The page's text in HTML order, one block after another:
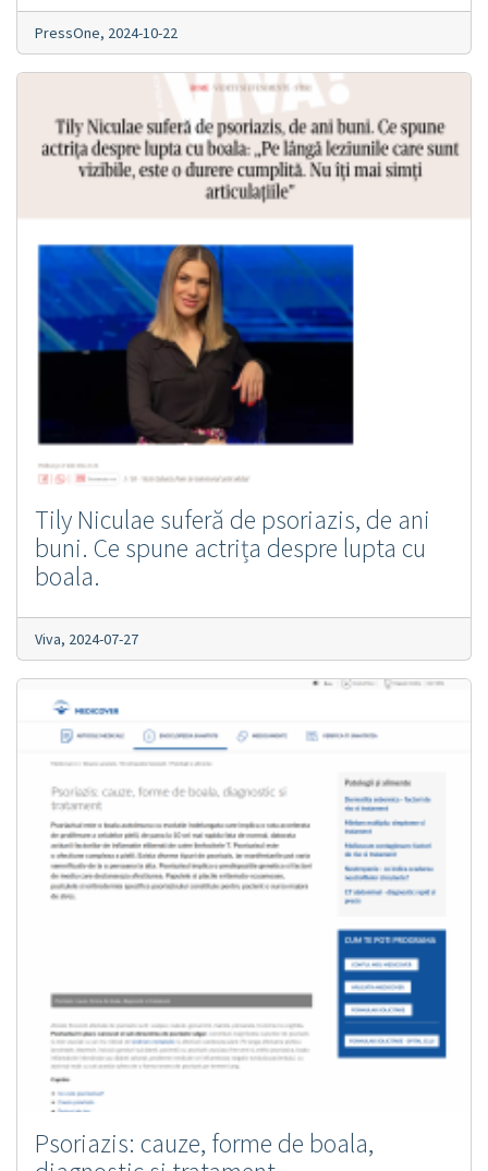
PressOne, 2024-10-22
Tily Niculae suferă de psoriazis, de ani
buni. Ce spune actrița despre lupta cu
boala.
Viva, 2024-07-27
Psoriazis: cauze, forme de boala,